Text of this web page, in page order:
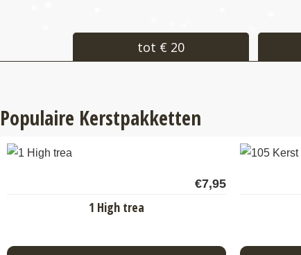
tot € 20
Populaire Kerstpakketten
€7,95
1 High trea